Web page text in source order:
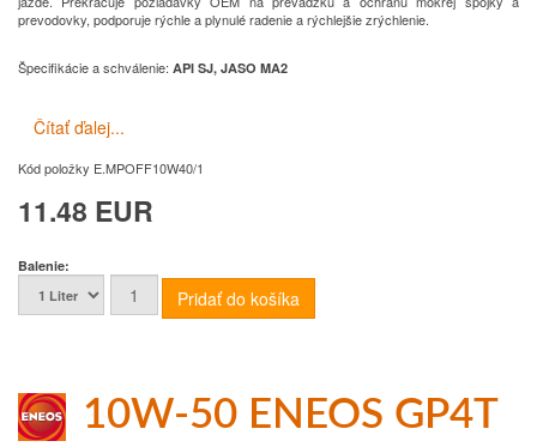
prevodovky, podporuje rýchle a plynulé radenie a rýchlejšie zrýchlenie.
Špecifikácie a schválenie: API SJ, JASO MA2
Čítať ďalej...
Kód položky E.MPOFF10W40/1
11.48 EUR
Balenie:
10W-50 ENEOS GP4T